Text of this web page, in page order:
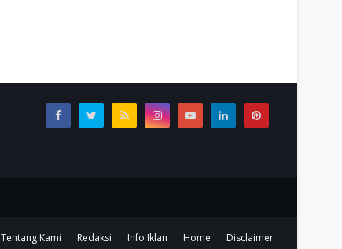
Tentang Kami Redaksi Info Iklan Home Disclaimer